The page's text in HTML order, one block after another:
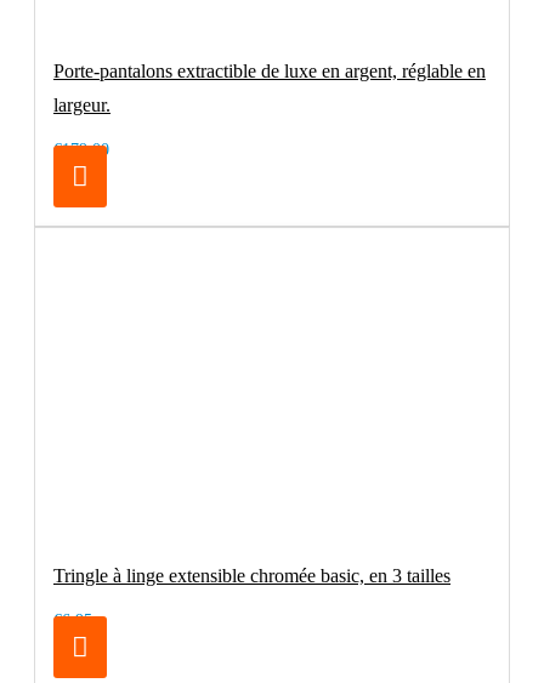
Porte-pantalons extractible de luxe en argent, réglable en
largeur.
€179.00
Tringle à linge extensible chromée basic, en 3 tailles
€6.95